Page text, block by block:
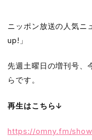
ニッポン放送の人気
up!」
先週土曜日の増刊号、
らです。
再生はこちら↓
https://omny.fm/